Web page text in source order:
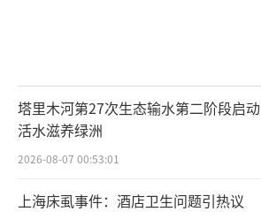
塔里木河第27次生态输水第二阶段启动
活水滋养绿洲
2026-08-07 00:53:01
上海床虱事件：酒店卫生问题引热议